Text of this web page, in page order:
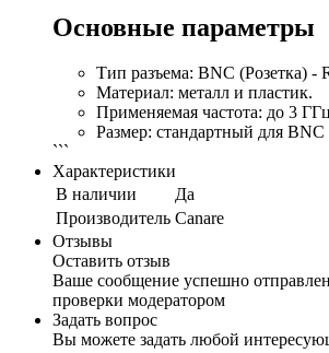
Основные параметры
Тип разъема: BNC (Розетка) -
Материал: металл и пластик.
Применяемая частота: до 3
Размер: стандартный для
```
Характеристики
В наличии
Да
Производитель Canare
Отзывы
Оставить отзыв
Ваше сообщение успешно
проверки модератором
Задать вопрос
Вы можете задать любой